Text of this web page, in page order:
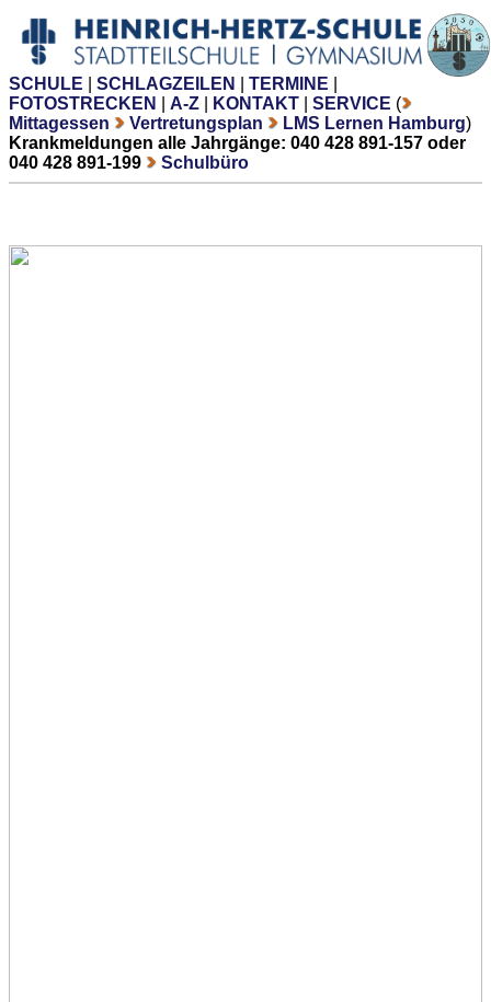
SCHULE SCHLAGZEILEN TERMINE
FOTOSTRECKEN
A-Z KONTAKT SERVICE (
Mittagessen
Vertretungsplan LMS Lernen Hamburg)
Krankmeldungen alle Jahrgänge: 040 428 891-157 oder
040 428 891-199
Schulbüro